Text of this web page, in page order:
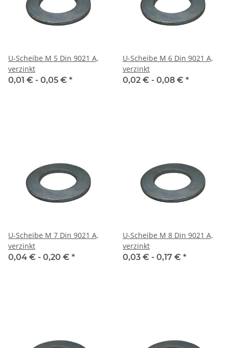
U-Scheibe M 5 Din 9021 A,
verzinkt
0,01 € - 0,05 € *
U-Scheibe M 6 Din 9021 A,
verzinkt
0,02 € - 0,08 € *
U-Scheibe M 7 Din 9021 A,
verzinkt
0,04 € - 0,20 € *
U-Scheibe M 8 Din 9021 A,
verzinkt
0,03 € - 0,17 € *